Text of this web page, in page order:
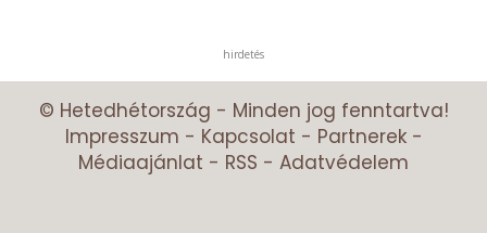
hirdetés
© Hetedhétország - Minden jog fenntartva!
Impresszum - Kapcsolat - Partnerek-
Médiaajánlat - RSS - Adatvédelem